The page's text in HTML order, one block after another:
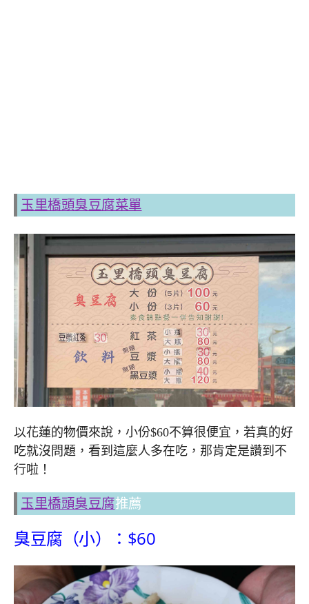
玉里橋頭臭豆腐菜單
以花蓮的物價來說，小份$60不算很便宜，若真的好
吃就沒問題，看到這麼人多在吃，那肯定是讚到不
行啦！
玉里橋頭臭豆腐推薦
臭豆腐（小）：$60